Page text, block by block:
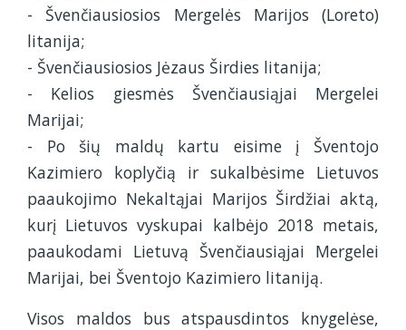
- Švenčiausiosios Mergelės Marijos (Loreto)
litanija;
- Švenčiausiosios Jėzaus Širdies litanija;
- Kelios giesmės Švenčiausiąjai Mergelei
Marijai;
- Po šių maldų kartu eisime į Šventojo
Kazimiero koplyčią ir sukalbėsime Lietuvos
paaukojimo Nekaltąjai Marijos Širdžiai aktą,
kurį Lietuvos vyskupai kalbėjo 2018 metais,
paaukodami Lietuvą Švenčiausiąjai Mergelei
Marijai, bei Šventojo Kazimiero litaniją.
Visos maldos bus atspausdintos knygelėse,